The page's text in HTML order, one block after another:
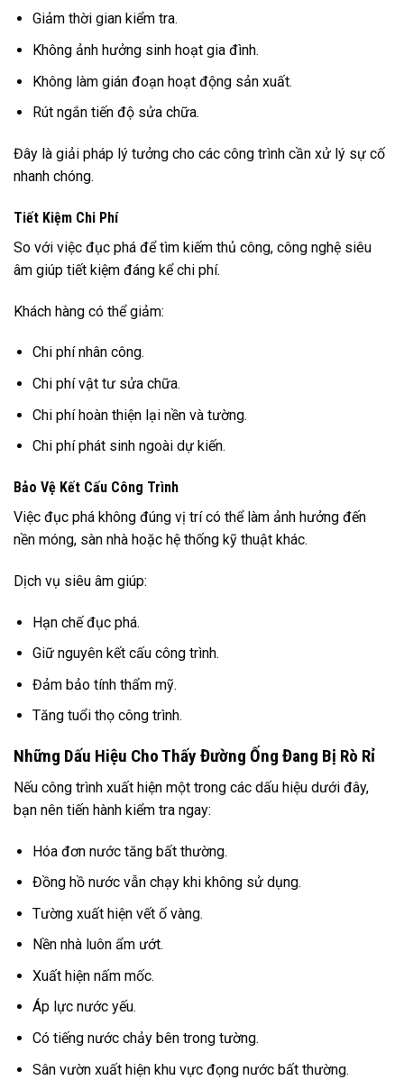
Giảm thời gian kiểm tra.
Không ảnh hưởng sinh hoạt gia đình.
Không làm gián đoạn hoạt động sản xuất.
Rút ngắn tiến độ sửa chữa.
Đây là giải pháp lý tưởng cho các công trình cần xử lý sự cố
nhanh chóng.
Tiết Kiệm Chi Phí
So với việc đục phá để tìm kiếm thủ công, công nghệ siêu
âm giúp tiết kiệm đáng kể chi phí.
Khách hàng có thể giảm:
Chi phí nhân công.
Chi phí vật tư sửa chữa.
Chi phí hoàn thiện lại nền và tường.
Chi phí phát sinh ngoài dự kiến.
Bảo Vệ Kết Cấu Công Trình
Việc đục phá không đúng vị trí có thể làm ảnh hưởng đến
nền móng, sàn nhà hoặc hệ thống kỹ thuật khác.
Dịch vụ siêu âm giúp:
Hạn chế đục phá.
Giữ nguyên kết cấu công trình.
Đảm bảo tính thẩm mỹ.
Tăng tuổi thọ công trình.
Những Dấu Hiệu Cho Thấy Đường Ống Đang Bị Rò Rỉ
Nếu công trình xuất hiện một trong các dấu hiệu dưới đây,
bạn nên tiến hành kiểm tra ngay:
Hóa đơn nước tăng bất thường.
Đồng hồ nước vẫn chạy khi không sử dụng.
Tường xuất hiện vết ố vàng.
Nền nhà luôn ẩm ướt.
Xuất hiện nấm mốc.
Áp lực nước yếu.
Có tiếng nước chảy bên trong tường.
Sân vườn xuất hiện khu vực đọng nước bất thường.